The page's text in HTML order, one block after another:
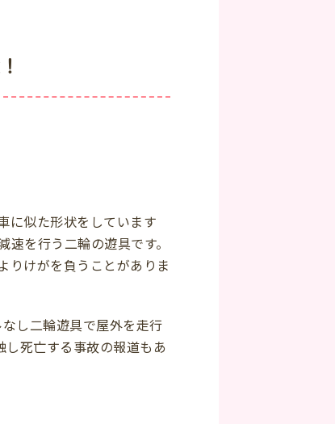
に似た形状をしています
を行う二輪の遊具です。
りけがを負うことがありま
し二輪遊具で屋外を走行
死亡する事故の報道もあ